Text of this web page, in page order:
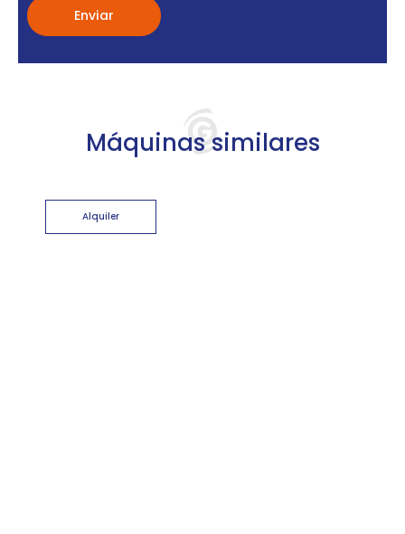
Máquinas similares
Alquiler